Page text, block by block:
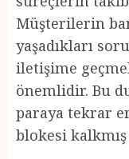
Müşterilerin
yaşadıkları
iletişime
önemlidir. Bu
paraya tekrar
blokesi